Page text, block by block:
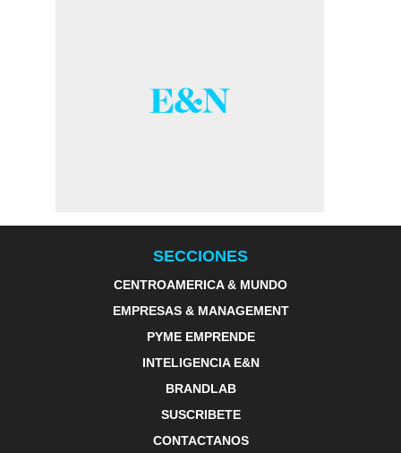
SECCIONES
CENTROAMERICA & MUNDO
EMPRESAS & MANAGEMENT
PYME EMPRENDE
INTELIGENCIA E&N
BRANDLAB
SUSCRIBETE
CONTACTANOS